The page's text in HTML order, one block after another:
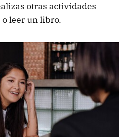
otras actividades
leer un libro.